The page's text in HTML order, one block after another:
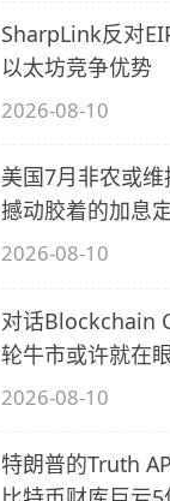
SharpLink反对
以太坊竞争优势
2026-08-10
美国7月非农或
撼动胶着的加息
2026-08-10
对话Blockchain
轮牛市或许就在
2026-08-10
特朗普的Truth